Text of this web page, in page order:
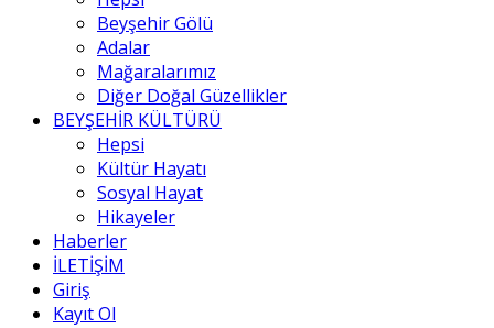
Beyşehir Gölü
Adalar
Mağaralarımız
Diğer Doğal Güzellikler
BEYŞEHİR KÜLTÜRÜ
Hepsi
Kültür Hayatı
Sosyal Hayat
Hikayeler
Haberler
İLETİŞİM
Giriş
Kayıt Ol